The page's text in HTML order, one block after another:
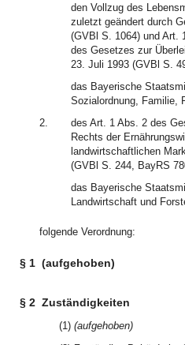
den Vollzug des
zuletzt geändert durch
(GVBl S. 1064) und Art.
des Gesetzes zur
23. Juli 1993 (GVBl S.
das Bayerische
Sozialordnung, Familie,
2.
des Art. 1 Abs. 2 des
Rechts der
landwirtschaftlichen
(GVBl S. 244, BayRS
das Bayerische
Landwirtschaft und
folgende Verordnung:
§ 1 (aufgehoben)
§ 2 Zuständigkeiten
(1) (aufgehoben)